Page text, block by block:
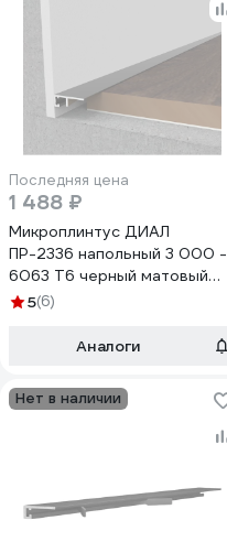
Последняя цена
1 488 ₽
Микроплинтус ДИАЛ
ПР-2336 напольный 3 000 -
6063 Т6 черный матовый
4687204783548
5(6)
Аналоги
Нет в наличии